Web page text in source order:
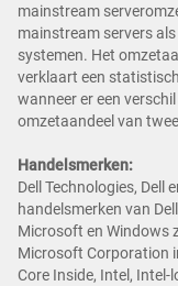
mainstream
mainstream servers
systemen. Het
verklaart een
wanneer er een
omzetaandeel van
Handelsmerken:
Dell Technologies, Dell
handelsmerken van
Microsoft en Windows
Microsoft Corporation
Core Inside, Intel, Intel-